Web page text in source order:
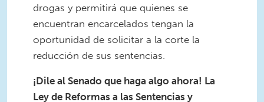
drogas y permitirá que quienes se
encuentran encarcelados tengan la
oportunidad de solicitar a la corte la
reducción de sus sentencias.
¡Dile al Senado que haga algo ahora! La
Ley de Reformas a las Sentencias y